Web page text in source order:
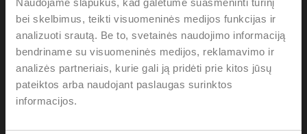
bei skelbimus, teikti visuomeninės medijos funkcijas ir
analizuoti srautą. Be to, svetainės naudojimo informaciją
bendriname su visuomeninės medijos, reklamavimo ir
analizės partneriais, kurie gali ją pridėti prie kitos jūsų
pateiktos arba naudojant paslaugas surinktos
informacijos.
ZF8-NMA
Form fit insert, 8x8 mm, for LMQ..A / NM..A
Multipack 20 pcs.